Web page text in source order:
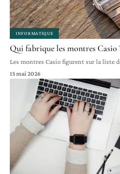
INFORMATIQUE
Qui fabrique les montres Casio
Les montres Casio figurent sur la liste
15 mai 2026